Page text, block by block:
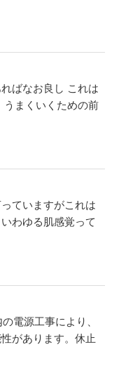
ばなお良し これは
うまくいくための前
ていますがこれは
わゆる肌感覚って
電源工事により、
があります。休止